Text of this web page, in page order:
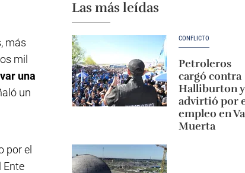
más
mil
una
un
por el
Ente
Las más leídas
CONFLICTO
Petroleros
cargó contra
Halliburton y
advirtió por
empleo en
Muerta